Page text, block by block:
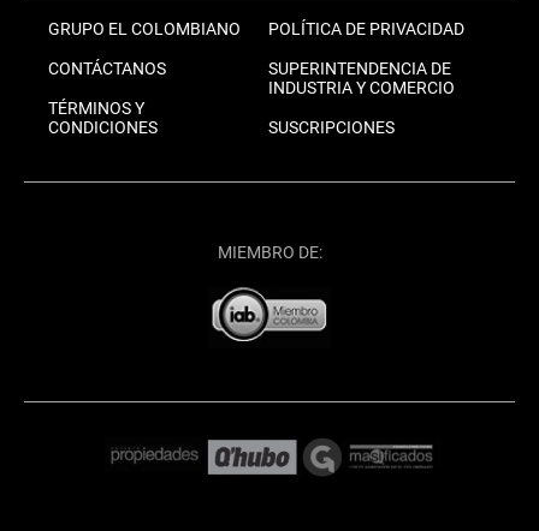
GRUPO EL COLOMBIANO
CONTÁCTANOS
TÉRMINOS Y
CONDICIONES
POLÍTICA DE PRIVACIDAD
SUPERINTENDENCIA DE
INDUSTRIA Y COMERCIO
SUSCRIPCIONES
MIEMBRO DE: